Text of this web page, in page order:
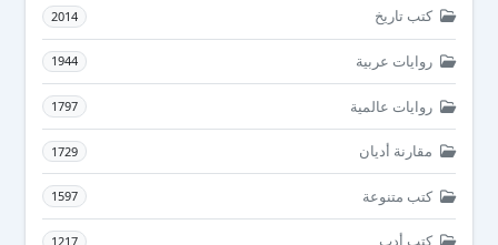
كتب تاريخ 2014
روايات عربية 1944
روايات عالمية 1797
مقارنة أديان 1729
كتب متنوعة 1597
كتب أدب 1217